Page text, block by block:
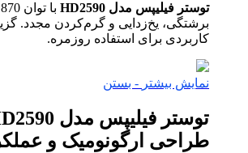
توستر فیلیپس مدل HD2590
برشتگی، یخ‌زدایی و گرم‌کردن مجدد.
کاربردی برای استفاده روزمره.
نمایش بیشتر - بستن
طراحی ارگونومیک و